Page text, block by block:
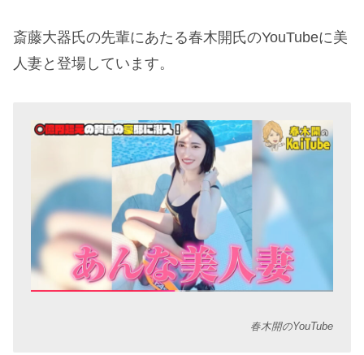
斎藤大器氏の先輩にあたる春木開氏のYouTubeに美
人妻と登場しています。
春木開のYouTube